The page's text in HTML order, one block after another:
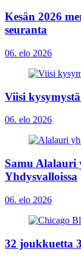
Kesän 2026
seuranta
06. elo 2026
Viisi
06. elo 2026
Samu Alalauri
Yhdysvalloissa
06. elo 2026
32 joukkuetta